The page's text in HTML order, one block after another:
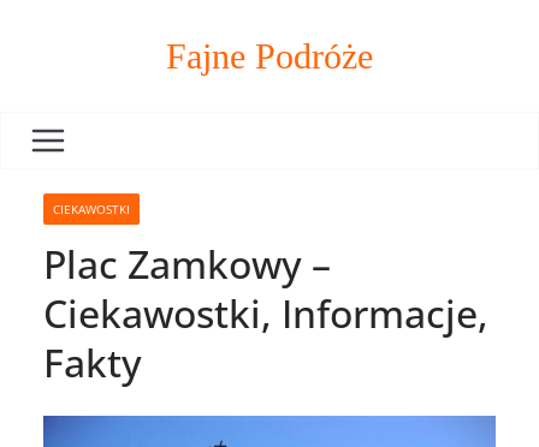
Fajne Podróże
CIEKAWOSTKI
Plac Zamkowy –
Ciekawostki, Informacje,
Fakty